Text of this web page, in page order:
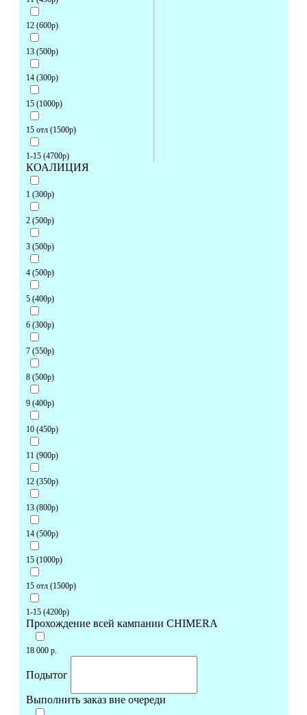
12 (600р)
13 (500р)
14 (300р)
15 (1000р)
15 отл (1500р)
1-15 (4700р)
КОАЛИЦИЯ
1 (300р)
2 (500р)
3 (500р)
4 (500р)
5 (400р)
6 (300р)
7 (550р)
8 (500р)
9 (400р)
10 (450р)
11 (900р)
12 (350р)
13 (800р)
14 (500р)
15 (1000р)
15 отл (1500р)
1-15 (4200р)
Прохождение всей кампании CHIMERA
18 000 р.
Подытог
Выполнить заказ вне очереди